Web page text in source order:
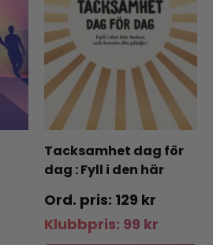
Tacksamhet dag för
dag : Fyll i den här
glädje
129 kr
Klubbpris: 99 kr